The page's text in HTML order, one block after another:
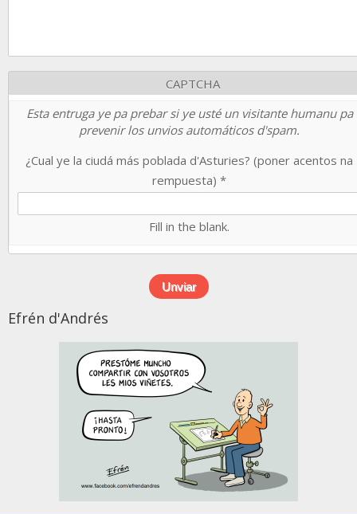
CAPTCHA
Esta entruga ye pa prebar si ye usté un visitante humanu pa
prevenir los unvios automáticos d'spam.
¿Cual ye la ciudá más poblada d'Asturies? (poner acentos na
rempuesta) *
Fill in the blank.
Efrén d'Andrés